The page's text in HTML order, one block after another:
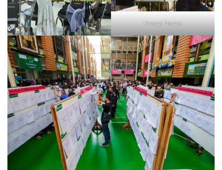
Image Name